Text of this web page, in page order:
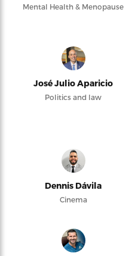
Mental Health & Menopause
José Julio Aparicio
Politics and law
Dennis Dávila
Cinema